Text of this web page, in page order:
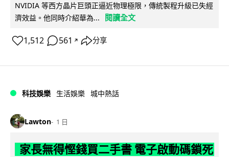
NVIDIA 等西方晶片巨頭正逼近物理極限，傳統製程升級已失經
濟效益。他同時介紹華為...
閱讀全文
1,512 561 ↗ 分享
科技娛樂 生活娛樂 城中熱話
Lawton 1 日
家長無得慳錢買二手書 電子啟動碼鎖死